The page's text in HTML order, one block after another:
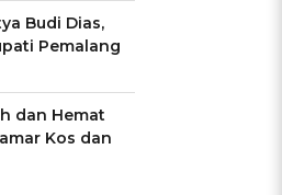
Budi Dias,
Pemalang
dan Hemat
Kos dan